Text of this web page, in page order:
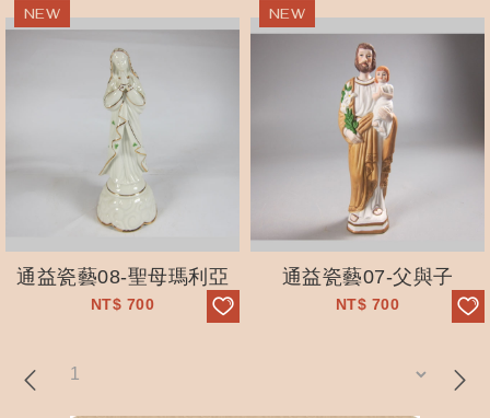
通益瓷藝08-聖母瑪利亞
NT$ 700
通益瓷藝07-父與子
NT$ 700